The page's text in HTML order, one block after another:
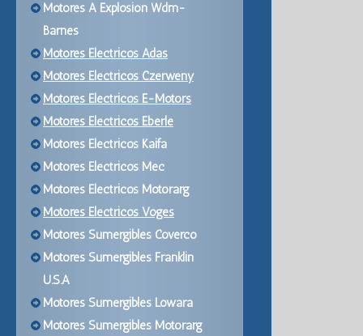
Motores A Explosion Wdm-
Barnes
Motores Electricos Adas
Motores Electricos Czerweny
Motores Electricos E-Motors
Motores Electricos Eberle
Motores Electricos Kaifa
Motores Electricos Mec
Motores Electricos Motorarg
Motores Electricos Voges
Motores Sumergibles Coverco
Motores Sumergibles Franklin
U.S.A
Motores Sumergibles Lowara
Motores Sumergibles Motorarg